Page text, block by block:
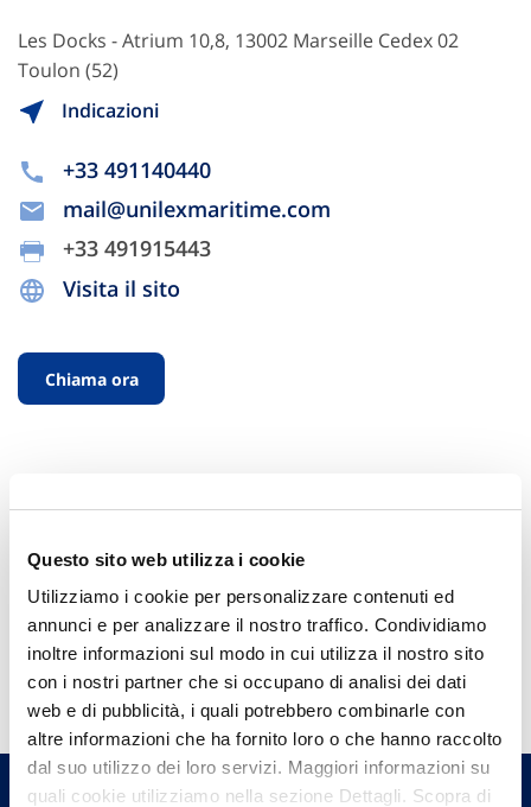
Questo sito web utilizza i cookie
Utilizziamo i cookie per personalizzare contenuti ed
annunci e per analizzare il nostro traffico. Condividiamo
inoltre informazioni sul modo in cui utilizza il nostro sito
con i nostri partner che si occupano di analisi dei dati
web e di pubblicità, i quali potrebbero combinarle con
altre informazioni che ha fornito loro o che hanno raccolto
dal suo utilizzo dei loro servizi. Maggiori informazioni su
quali cookie utilizziamo nella sezione Dettagli. Scopra di
Les Docks - Atrium 10,8, 13002 Marseille Cedex 02
Toulon (52)
Indicazioni
+33 491140440
mail@unilexmaritime.com
+33 491915443
Visita il sito
Chiama ora
Hai bisogno di
informazioni?
Trova l'Agenzia più vicina a te e parla con
un nostro Agente.